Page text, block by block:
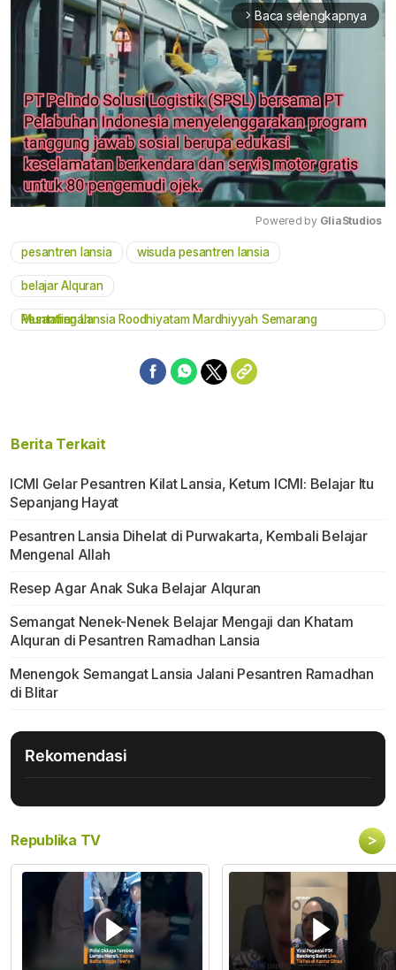
arrow_forward_ios Baca selengkapnya
Powered by GliaStudios
pesantren lansia wisuda pesantren lansia
belajar Alquran
Pesantren Lansia Roodhiyatam Mardhiyyah Semarang Muntafingah
Berita Terkait
ICMI Gelar Pesantren Kilat Lansia, Ketum ICMI: Belajar Itu
Sepanjang Hayat
Pesantren Lansia Dihelat di Purwakarta, Kembali Belajar
Mengenal Allah
Resep Agar Anak Suka Belajar Alquran
Semangat Nenek-Nenek Belajar Mengaji dan Khatam
Alquran di Pesantren Ramadhan Lansia
Menengok Semangat Lansia Jalani Pesantren Ramadhan
di Blitar
Rekomendasi
Republika TV >